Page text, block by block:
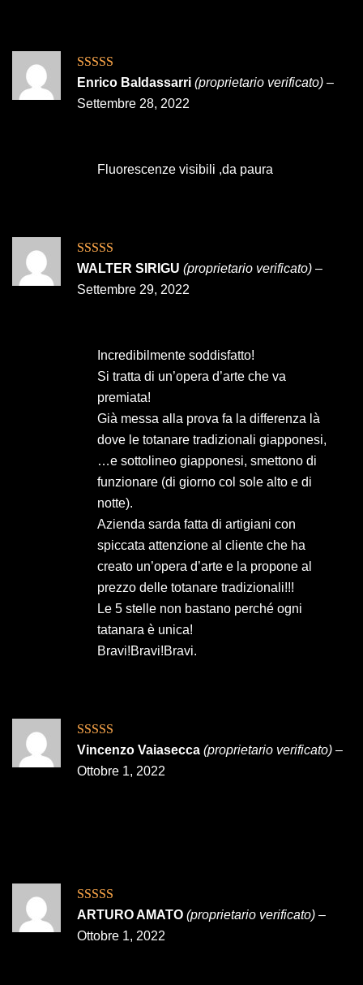
Valutato5su
5
Enrico Baldassarri (proprietario verificato) –
Settembre 28, 2022
Fluorescenze visibili ,da paura
Valutato5su
5
WALTER SIRIGU (proprietario verificato) –
Settembre 29, 2022
Incredibilmente soddisfatto!
Si tratta di un’opera d’arte che va
premiata!
Già messa alla prova fa la differenza là
dove le totanare tradizionali giapponesi,
…e sottolineo giapponesi, smettono di
funzionare (di giorno col sole alto e di
notte).
Azienda sarda fatta di artigiani con
spiccata attenzione al cliente che ha
creato un’opera d’arte e la propone al
prezzo delle totanare tradizionali!!!
Le 5 stelle non bastano perché ogni
tatanara è unica!
Bravi!Bravi!Bravi.
Valutato5su
5
Vincenzo Vaiasecca (proprietario verificato) –
Ottobre 1, 2022
Valutato5su
5
ARTURO AMATO (proprietario verificato) –
Ottobre 1, 2022